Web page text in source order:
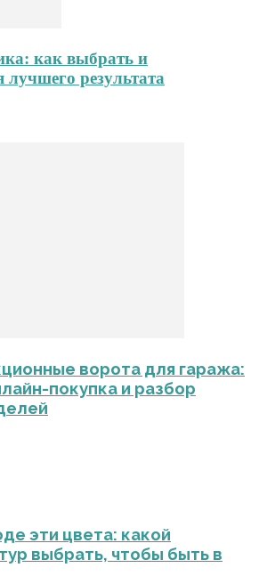
как выбрать и
лучшего результата
ворота для гаража:
покупка и разбор
эти цвета: какой
выбрать, чтобы быть в